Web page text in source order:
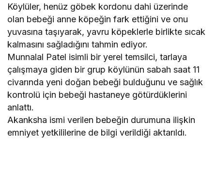
Köylüler, henüz göbek kordonu dahi üzerinde
olan bebeği anne köpeğin fark ettiğini ve onu
yuvasına taşıyarak, yavru köpeklerle birlikte sıcak
kalmasını sağladığını tahmin ediyor.
Munnalal Patel isimli bir yerel temsilci, tarlaya
çalışmaya giden bir grup köylünün sabah saat 11
civarında yeni doğan bebeği bulduğunu ve sağlık
kontrolü için bebeği hastaneye götürdüklerini
anlattı.
Akanksha ismi verilen bebeğin durumuna ilişkin
emniyet yetkililerine de bilgi verildiği aktarıldı.